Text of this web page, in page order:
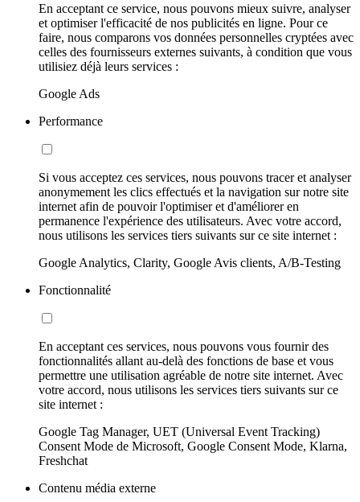
En acceptant ce service, nous pouvons mieux suivre, analyser
et optimiser l'efficacité de nos publicités en ligne. Pour ce
faire, nous comparons vos données personnelles cryptées avec
celles des fournisseurs externes suivants, à condition que vous
utilisiez déjà leurs services :
Google Ads
Performance
Si vous acceptez ces services, nous pouvons tracer et analyser
anonymement les clics effectués et la navigation sur notre site
internet afin de pouvoir l'optimiser et d'améliorer en
permanence l'expérience des utilisateurs. Avec votre accord,
nous utilisons les services tiers suivants sur ce site internet :
Google Analytics, Clarity, Google Avis clients, A/B-Testing
Fonctionnalité
En acceptant ces services, nous pouvons vous fournir des
fonctionnalités allant au-delà des fonctions de base et vous
permettre une utilisation agréable de notre site internet. Avec
votre accord, nous utilisons les services tiers suivants sur ce
site internet :
Google Tag Manager, UET (Universal Event Tracking)
Consent Mode de Microsoft, Google Consent Mode, Klarna,
Freshchat
Contenu média externe